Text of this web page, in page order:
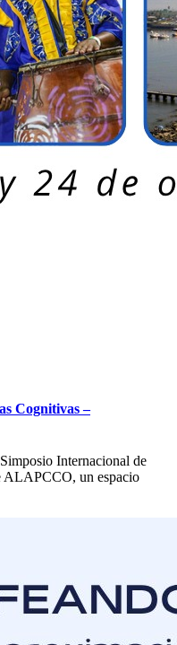
Cognitivas –
Internacional de
ALAPCCO, un espacio